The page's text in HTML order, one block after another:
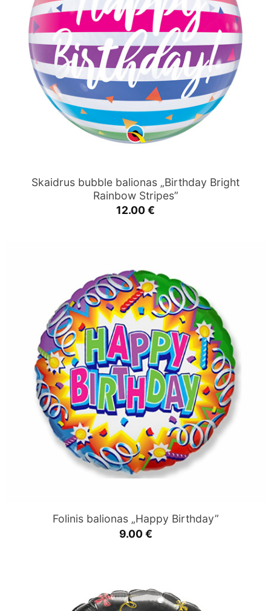
Skaidrus bubble balionas „Birthday Bright
Rainbow Stripes”
12.00€
Folinis balionas „Happy Birthday”
9.00€